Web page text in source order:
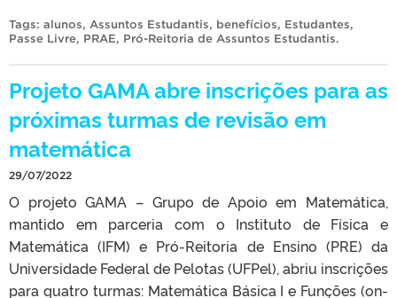
Tags: alunos, Assuntos Estudantis, benefícios, Estudantes,
Passe Livre, PRAE, Pró-Reitoria de Assuntos Estudantis.
Projeto GAMA abre inscrições para as
próximas turmas de revisão em
matemática
29/07/2022
O projeto GAMA – Grupo de Apoio em Matemática,
mantido em parceria com o Instituto de Física e
Matemática (IFM) e Pró-Reitoria de Ensino (PRE) da
Universidade Federal de Pelotas (UFPel), abriu inscrições
para quatro turmas: Matemática Básica I e Funções (on-